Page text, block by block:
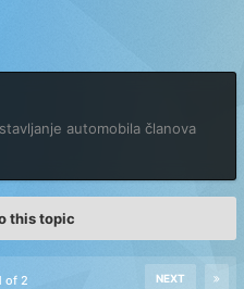
automobila članova
this topic
NEXT
of 2